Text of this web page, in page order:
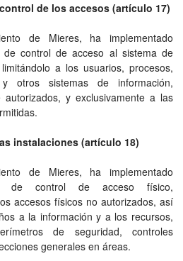
de los accesos (artículo 17)
de Mieres, ha implementado
de control de acceso al sistema de
a los usuarios, procesos,
y otros sistemas de información,
autorizados, y exclusivamente a las
instalaciones (artículo 18)
de Mieres, ha implementado
de control de acceso físico,
accesos físicos no autorizados, así
a la información y a los recursos,
de seguridad, controles
generales en áreas.